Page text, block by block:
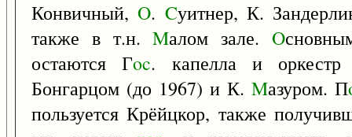
Конвичный,O. Cуитнер, К.
также в т.н.Mалом зале. O
остаются Гoc. капелла и
Бонгарцом (до 1967) и К. Mазуром. П
пользуется Крёйцкор, также